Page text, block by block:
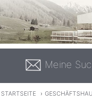
Meine
STARTSEITE ›